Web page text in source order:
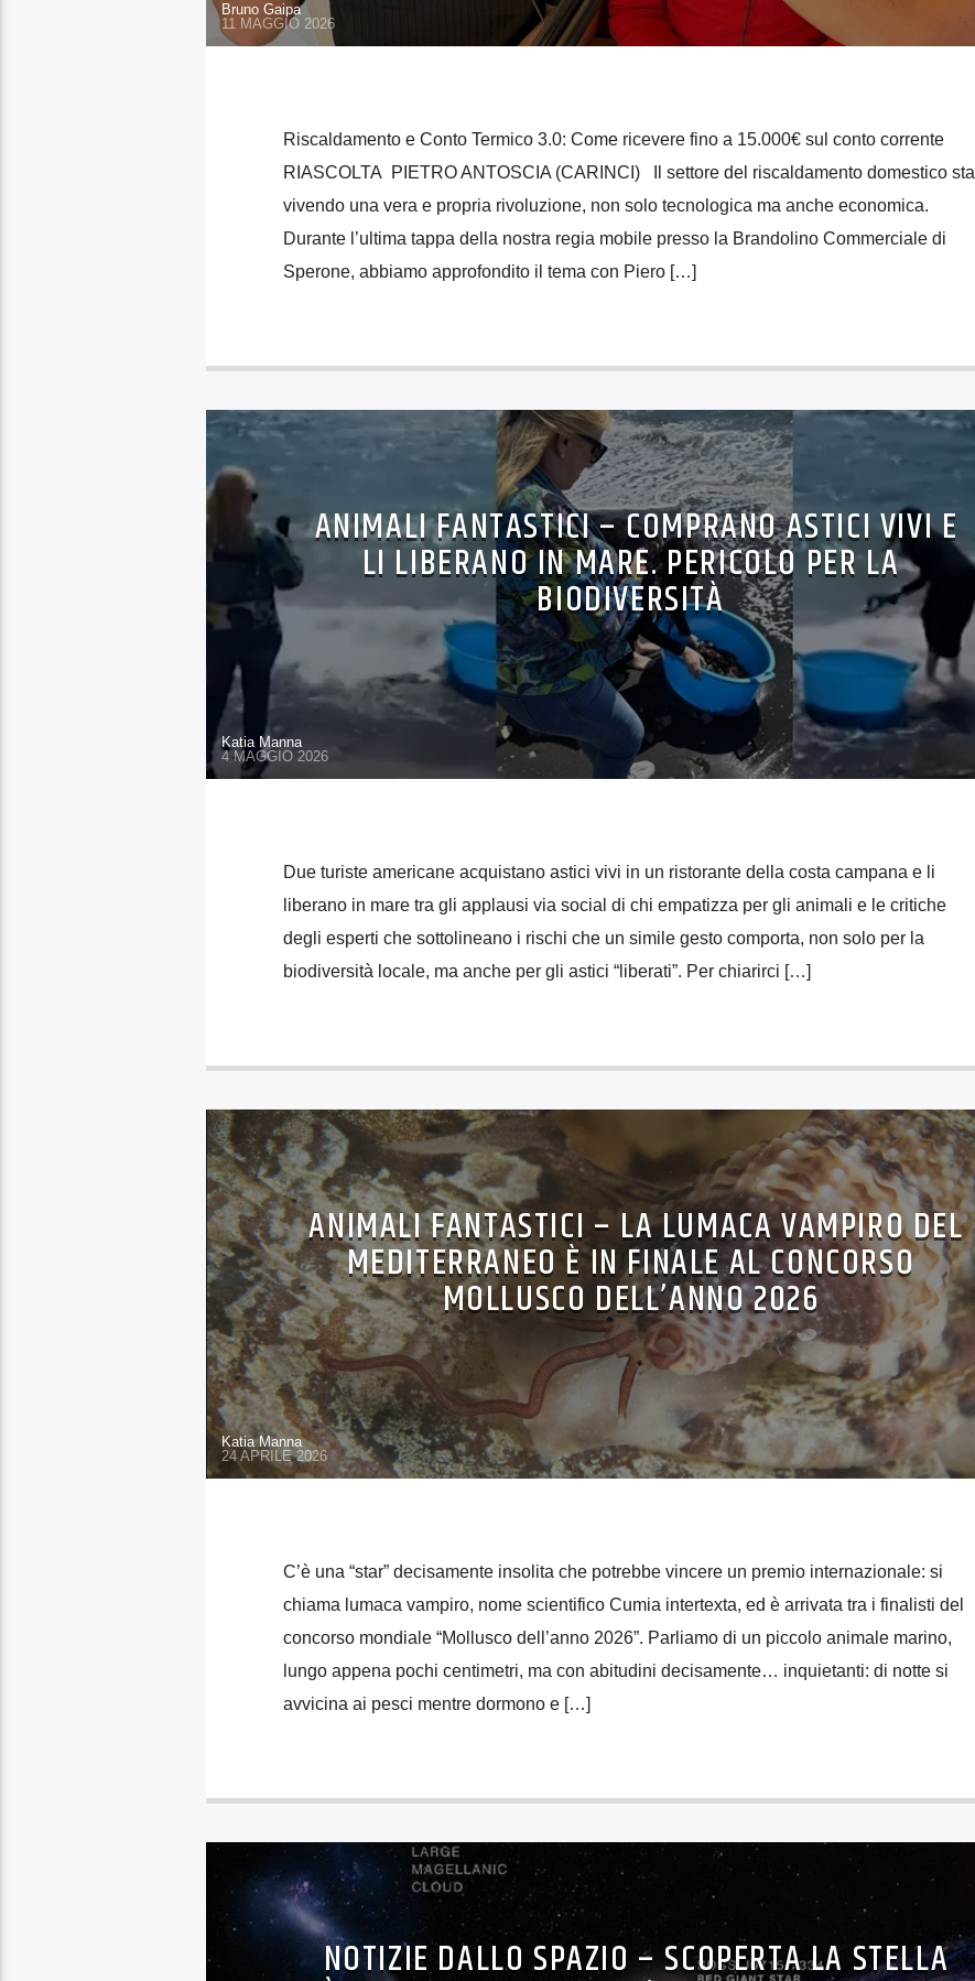
Bruno Gaipa
11 MAGGIO 2026
Riscaldamento e Conto Termico 3.0: Come ricevere fino a 15.000€ sul conto corrente
RIASCOLTA PIETRO ANTOSCIA (CARINCI) Il settore del riscaldamento domestico sta
vivendo una vera e propria rivoluzione, non solo tecnologica ma anche economica.
Durante l’ultima tappa della nostra regia mobile presso la Brandolino Commerciale di
Sperone, abbiamo approfondito il tema con Piero […]
ANIMALI FANTASTICI – COMPRANO ASTICI VIVI E
LI LIBERANO IN MARE. PERICOLO PER LA
BIODIVERSITÀ
Katia Manna
4 MAGGIO 2026
Due turiste americane acquistano astici vivi in un ristorante della costa campana e li
liberano in mare tra gli applausi via social di chi empatizza per gli animali e le critiche
degli esperti che sottolineano i rischi che un simile gesto comporta, non solo per la
biodiversità locale, ma anche per gli astici “liberati”. Per chiarirci […]
ANIMALI FANTASTICI – LA LUMACA VAMPIRO DEL
MEDITERRANEO È IN FINALE AL CONCORSO
MOLLUSCO DELL’ANNO 2026
Katia Manna
24 APRILE 2026
C’è una “star” decisamente insolita che potrebbe vincere un premio internazionale: si
chiama lumaca vampiro, nome scientifico Cumia intertexta, ed è arrivata tra i finalisti del
concorso mondiale “Mollusco dell’anno 2026”. Parliamo di un piccolo animale marino,
lungo appena pochi centimetri, ma con abitudini decisamente… inquietanti: di notte si
avvicina ai pesci mentre dormono e […]
NOTIZIE DALLO SPAZIO – SCOPERTA LA STELLA